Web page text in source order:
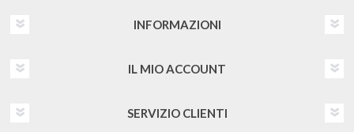
INFORMAZIONI
IL MIO ACCOUNT
SERVIZIO CLIENTI